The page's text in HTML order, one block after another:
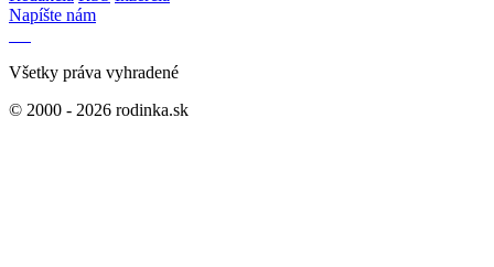
Napíšte nám
Všetky práva vyhradené
© 2000 - 2026 rodinka.sk